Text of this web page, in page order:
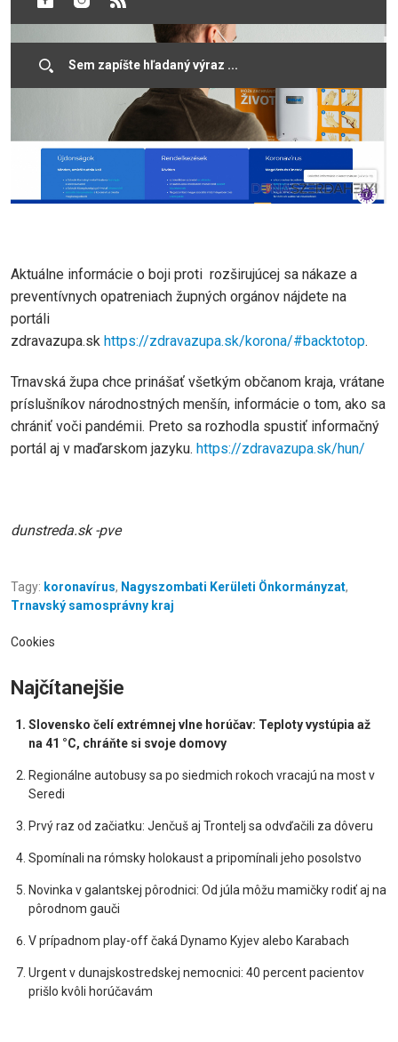
Aktuálne informácie o boji proti rozširujúcej sa nákaze a
preventívnych opatreniach župných orgánov nájdete na
portáli
zdravazupa.sk https://zdravazupa.sk/korona/#backtotop.
Trnavská župa chce prinášať všetkým občanom kraja, vrátane
príslušníkov národnostných menšín, informácie o tom, ako sa
chrániť voči pandémii. Preto sa rozhodla spustiť informačný
portál aj v maďarskom jazyku. https://zdravazupa.sk/hun/
dunstreda.sk -pve
Tagy: koronavírus, Nagyszombati Kerületi Önkormányzat,
Trnavský samosprávny kraj
Cookies
Najčítanejšie
Slovensko čelí extrémnej vlne horúčav: Teploty vystúpia až
na 41 °C, chráňte si svoje domovy
Regionálne autobusy sa po siedmich rokoch vracajú na most v
Seredi
Prvý raz od začiatku: Jenčuš aj Trontelj sa odvďačili za dôveru
Spomínali na rómsky holokaust a pripomínali jeho posolstvo
Novinka v galantskej pôrodnici: Od júla môžu mamičky rodiť aj na
pôrodnom gauči
V prípadnom play-off čaká Dynamo Kyjev alebo Karabach
Urgent v dunajskostredskej nemocnici: 40 percent pacientov
prišlo kvôli horúčavám